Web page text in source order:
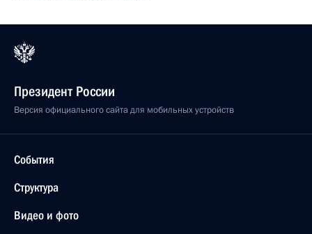
Президент России
Версия официального сайта для мобильных устройств
События
Структура
Видео и фото